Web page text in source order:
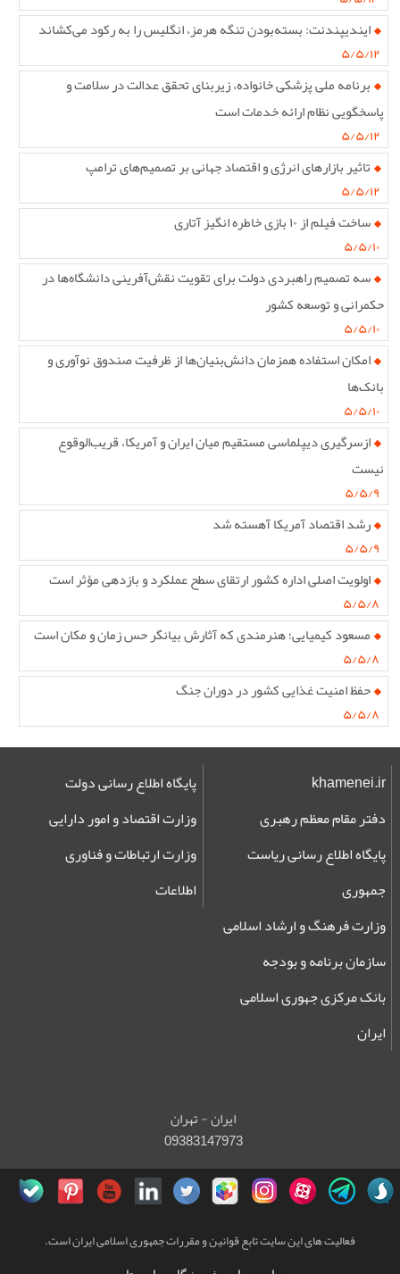
ایندیپندنت: بسته‌بودن تنگه هرمز، انگلیس را به رکود می‌کشاند
۵/۵/۱۲
برنامه ملی پزشکی خانواده، زیربنای تحقق عدالت در سلامت و
پاسخگویی نظام ارائه خدمات است
۵/۵/۱۲
تاثیر بازارهای انرژی و اقتصاد جهانی بر تصمیم‌های ترامپ
۵/۵/۱۲
ساخت فیلم از ۱۰ بازی خاطره انگیز آتاری
۵/۵/۱۰
سه تصمیم راهبردی دولت برای تقویت نقش‌آفرینی دانشگاه‌ها در
حکمرانی و توسعه کشور
۵/۵/۱۰
امکان استفاده همزمان دانش‌بنیان‌ها از ظرفیت صندوق نوآوری و
بانک‌ها
۵/۵/۱۰
ازسرگیری دیپلماسی مستقیم میان ایران و آمریکا، قریب‌الوقوع
نیست
۵/۵/۹
رشد اقتصاد آمریکا آهسته شد
۵/۵/۹
اولویت اصلی اداره کشور ارتقای سطح عملکرد و بازدهی مؤثر است
۵/۵/۸
مسعود کیمیایی؛ هنرمندی که آثارش بیانگر حس زمان و مکان است
۵/۵/۸
حفظ امنیت غذایی کشور در دوران جنگ
۵/۵/۸
khamenei.ir
دفتر مقام معظم رهبری
پایگاه اطلاع رسانی ریاست
جمهوری
پایگاه اطلاع رسانی دولت
وزارت اقتصاد و امور دارایی
وزارت ارتباطات و فناوری
اطلاعات
وزارت فرهنگ و ارشاد اسلامی
سازمان برنامه و بودجه
بانک مرکزی جهوری اسلامی
ایران
ایران - تهران
09383147973
فعالیت های این سایت تابع قوانین و مقررات جمهوری اسلامی ایران است.